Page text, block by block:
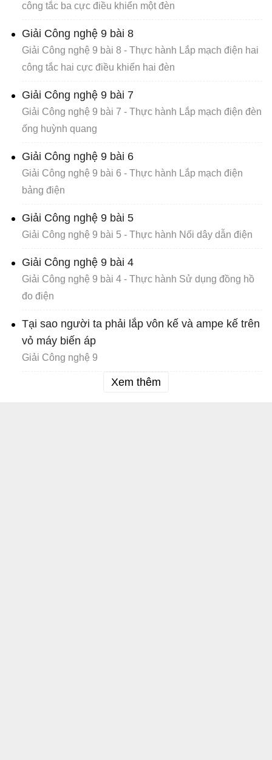
công tắc ba cực điều khiển một đèn
Giải Công nghệ 9 bài 8
Giải Công nghệ 9 bài 8 - Thực hành Lắp mạch điện hai
công tắc hai cực điều khiển hai đèn
Giải Công nghệ 9 bài 7
Giải Công nghệ 9 bài 7 - Thực hành Lắp mạch điện đèn
ống huỳnh quang
Giải Công nghệ 9 bài 6
Giải Công nghệ 9 bài 6 - Thực hành Lắp mạch điện
bảng điện
Giải Công nghệ 9 bài 5
Giải Công nghệ 9 bài 5 - Thực hành Nối dây dẫn điện
Giải Công nghệ 9 bài 4
Giải Công nghệ 9 bài 4 - Thực hành Sử dụng đồng hồ
đo điện
Tại sao người ta phải lắp vôn kế và ampe kế trên
vỏ máy biến áp
Giải Công nghệ 9
Xem thêm